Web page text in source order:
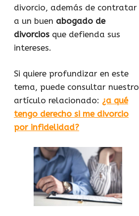
divorcio, además de contratar
a un buen abogado de
divorcios que defienda sus
intereses.
Si quiere profundizar en este
tema, puede consultar nuestro
artículo relacionado: ¿a qué
tengo derecho si me divorcio
por infidelidad?